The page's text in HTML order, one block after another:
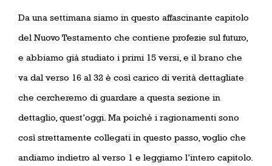
Da una settimana siamo in questo affascinante capitolo
del Nuovo Testamento che contiene profezie sul futuro,
e abbiamo già studiato i primi 15 versi, e il brano che
va dal verso 16 al 32 è così carico di verità dettagliate
che cercheremo di guardare a questa sezione in
dettaglio, quest’oggi. Ma poiché i ragionamenti sono
così strettamente collegati in questo passo, voglio che
andiamo indietro al verso 1 e leggiamo l’intero capitolo.